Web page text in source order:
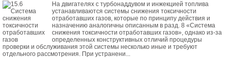
На двигателях с турбонаддувом и инжекцией топлива
устанавливаются системы снижения токсичности
отработавших газов, которые по принципу действия и
назначению аналогичны описанным в разд. 8 «Система
снижения токсичности отработавших газов», однако из-за
определенных конструктивных отличий процедуры
проверки и обслуживания этой системы несколько иные и требуют
отдельного рассмотрения. При устранени...